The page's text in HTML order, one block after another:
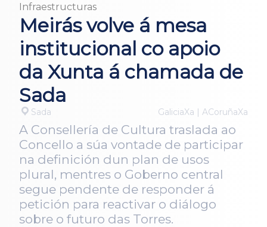
Infraestructuras
Meirás volve á mesa
institucional co apoio
da Xunta á chamada de
Sada
Sada GaliciaXa | ACoruñaXa
A Consellería de Cultura traslada ao
Concello a súa vontade de participar
na definición dun plan de usos
plural, mentres o Goberno central
segue pendente de responder á
petición para reactivar o diálogo
sobre o futuro das Torres.